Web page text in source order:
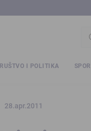
I POLITIKA
28.apr.2011